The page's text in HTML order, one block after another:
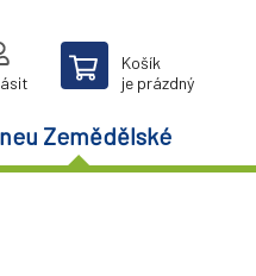
Košík
je prázdný
Zemědělské